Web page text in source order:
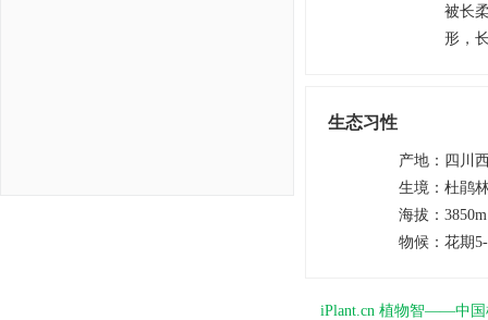
被长
形，
生态习性
产地 ： 四川
生境 ： 杜鹃
海拔 ：
物候 ： 花期
iPlant.cn 植物智——中国